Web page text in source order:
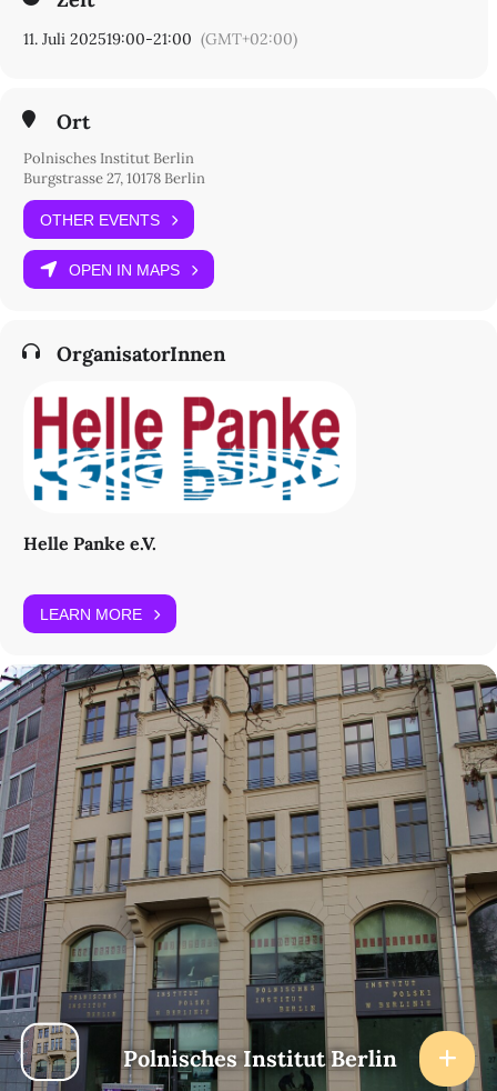
11. Juli 202519:00-21:00 (GMT+02:00)
Ort
Polnisches Institut Berlin
Burgstrasse 27, 10178 Berlin
OTHER EVENTS
OPEN IN MAPS
OrganisatorInnen
Helle Panke e.V.
LEARN MORE
Polnisches Institut Berlin